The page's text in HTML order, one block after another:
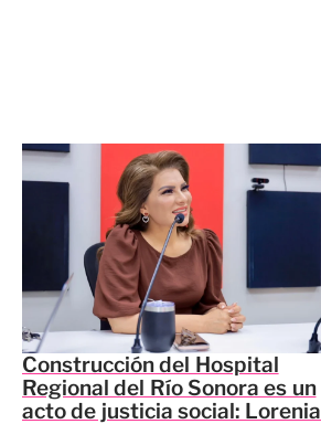
Construcción del Hospital
Regional del Río Sonora es un
acto de justicia social: Lorenia